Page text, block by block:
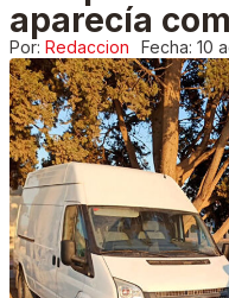
aparecía
Por: Redaccion Fecha: 10